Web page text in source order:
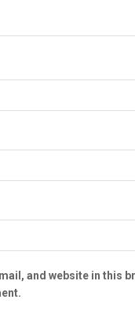
and website in this